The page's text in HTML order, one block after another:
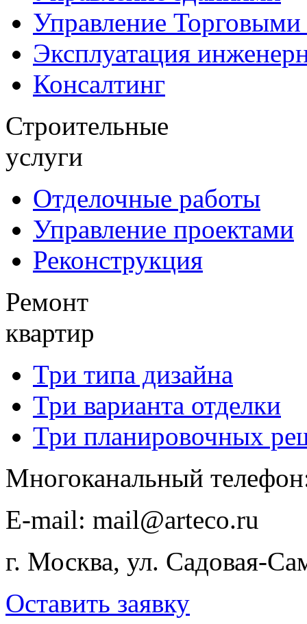
Управление
Эксплуатация
Консалтинг
Строительные
услуги
Отделочные работы
Управление проектами
Реконструкция
Ремонт
квартир
Три типа дизайна
Три варианта отделки
Три планировочных
Многоканальный
E-​mail: mail@arteco.ru
г. Москва, ул. Садовая-
Оставить заявку